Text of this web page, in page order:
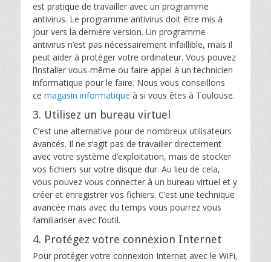
est pratique de travailler avec un programme
antivirus. Le programme antivirus doit être mis à
jour vers la dernière version. Un programme
antivirus n’est pas nécessairement infaillible, mais il
peut aider à protéger votre ordinateur. Vous pouvez
l’installer vous-même ou faire appel à un technicien
informatique pour le faire. Nous vous conseillons
ce magasin informatique à si vous êtes à Toulouse.
3. Utilisez un bureau virtuel
C’est une alternative pour de nombreux utilisateurs
avancés. Il ne s’agit pas de travailler directement
avec votre système d’exploitation, mais de stocker
vos fichiers sur votre disque dur. Au lieu de cela,
vous pouvez vous connecter à un bureau virtuel et y
créer et enregistrer vos fichiers. C’est une technique
avancée mais avec du temps vous pourrez vous
familiariser avec l’outil.
4. Protégez votre connexion Internet
Pour protéger votre connexion Internet avec le WiFi,